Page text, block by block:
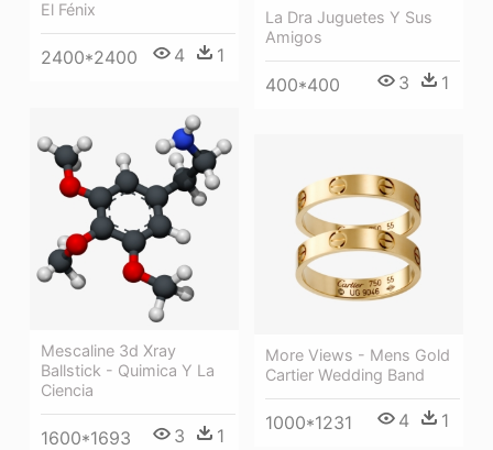
La Dra Juguetes Y Sus
Amigos
400*400 3 1
El Fénix
2400*2400 4 1
Mescaline 3d Xray
Ballstick - Quimica Y La
Ciencia
1600*1693 3 1
More Views - Mens Gold
Cartier Wedding Band
1000*1231 4 1